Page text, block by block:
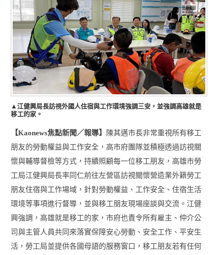
▲江健興局長訪視外國人住宿與工作環境強調三安，並強調高雄就是
移工的家。
【Kaonews焦點新聞／報導】 陳其邁市長非常重視所有移工
朋友的勞動權益與工作安全，高市府團隊並積極透過訪視關
懷與輔導督檢等方式，持續照顧每一位移工朋友，高雄市勞
工局江健興局長率同仁前往左營區訪視關懷營造業外籍勞工
朋友住宿與工作場域，針對勞動權益、工作安全、住宿生活
環境等事項進行督導，並與移工朋友現場座談與交流。江健
興強調，高雄就是移工的家，市府也責令所有雇主、仲介公
司與主管人員共同來落實保障安心勞動、安全工作、平安生
活，勞工局並提供各國母語的服務窗口，移工朋友若有任何